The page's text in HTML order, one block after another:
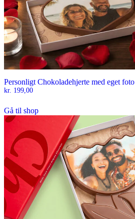
Personligt Chokoladehjerte med eget foto
kr. 199,00
Gå til shop